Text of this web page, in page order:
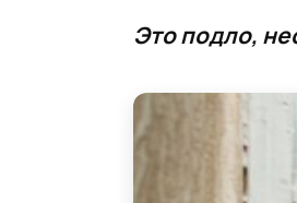
Это подло,